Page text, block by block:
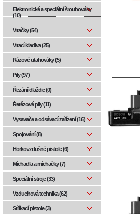
Elektronické a speciální šroubováky
(10)
Vrtačky (54)
Vrtací kladiva (25)
Rázové utahováky (5)
Pily (97)
Řezání dlaždic (0)
Řetězové pily (11)
Vysavače a odsávací zařízení (16)
Spojování (8)
Horkovzdušné pistole (6)
Míchadla a míchačky (7)
Speciální stroje (33)
Vzduchová technika (62)
Stříkací pistole (3)